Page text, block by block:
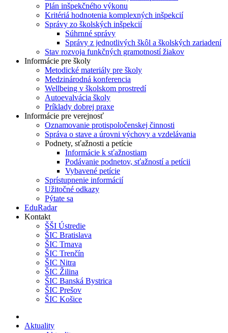
Plán inšpekčného výkonu
Kritériá hodnotenia komplexných inšpekcií
Správy zo školských inšpekcií
Súhrnné správy
Správy z jednotlivých škôl a školských zariadení
Stav rozvoja funkčných gramotností žiakov
Informácie pre školy
Metodické materiály pre školy
Medzinárodná konferencia
Wellbeing v školskom prostredí
Autoevalvácia školy
Príklady dobrej praxe
Informácie pre verejnosť
Oznamovanie protispoločenskej činnosti
Správa o stave a úrovni výchovy a vzdelávania
Podnety, sťažnosti a petície
Informácie k sťažnostiam
Podávanie podnetov, sťažností a petícii
Vybavené petície
Sprístupnenie informácií
Užitočné odkazy
Pýtate sa
EduRadar
Kontakt
ŠŠI Ústredie
ŠIC Bratislava
ŠIC Trnava
ŠIC Trenčín
ŠIC Nitra
ŠIC Žilina
ŠIC Banská Bystrica
ŠIC Prešov
ŠIC Košice
Aktuality